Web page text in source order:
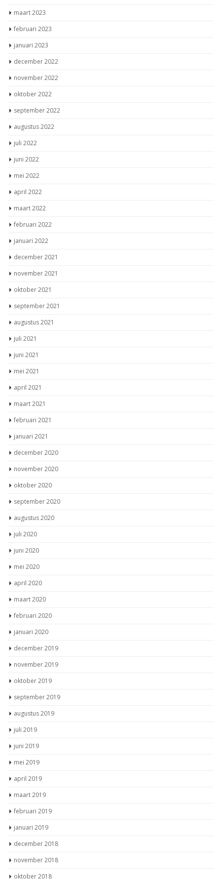
maart 2023
februari 2023
januari 2023
december 2022
november 2022
oktober 2022
september 2022
augustus 2022
juli 2022
juni 2022
mei 2022
april 2022
maart 2022
februari 2022
januari 2022
december 2021
november 2021
oktober 2021
september 2021
augustus 2021
juli 2021
juni 2021
mei 2021
april 2021
maart 2021
februari 2021
januari 2021
december 2020
november 2020
oktober 2020
september 2020
augustus 2020
juli 2020
juni 2020
mei 2020
april 2020
maart 2020
februari 2020
januari 2020
december 2019
november 2019
oktober 2019
september 2019
augustus 2019
juli 2019
juni 2019
mei 2019
april 2019
maart 2019
februari 2019
januari 2019
december 2018
november 2018
oktober 2018